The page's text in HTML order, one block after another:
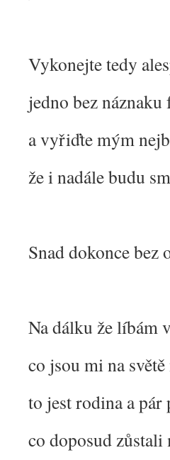
Vykonejte tedy
jedno bez
a vyřiďte mým
že i nadále budu
Snad dokonce bez
Na dálku že líbám
co jsou mi na
to jest rodina a pár
co doposud